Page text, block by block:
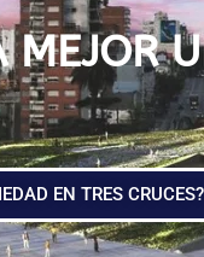
EN TRES CRUCES?